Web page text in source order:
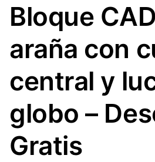
Bloque
araña con
central y
globo –
Gratis